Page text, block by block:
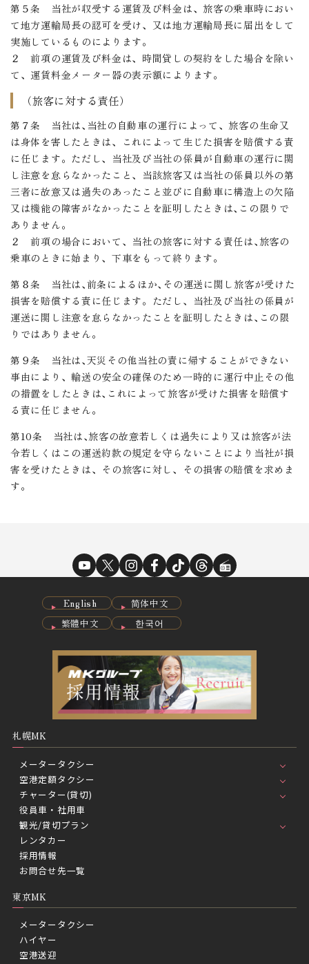
第５条 当社が収受する運賃及び料金は、旅客の乗車時におい
て地方運輸局長の認可を受け、又は地方運輸局長に届出をして
実施しているものによります。
２ 前項の運賃及び料金は、時間貸しの契約をした場合を除い
て、運賃料金メーター器の表示額によります。
（旅客に対する責任）
第７条 当社は､当社の自動車の運行によって、旅客の生命又
は身体を害したときは、これによって生じた損害を賠償する責
に任じます。ただし、当社及び当社の係員が自動車の運行に関
し注意を怠らなかったこと、当該旅客又は当社の係員以外の第
三者に故意又は過失のあったこと並びに自動車に構造上の欠陥
又は機能の障害がなかったことを証明したときは､この限りで
ありません。
２ 前項の場合において、当社の旅客に対する責任は､旅客の
乗車のときに始まり、下車をもって終ります。
第８条 当社は､前条によるほか､その運送に関し旅客が受けた
損害を賠償する責に任じます。ただし、当社及び当社の係員が
運送に関し注意を怠らなかったことを証明したときは､この限
りではありません。
第９条 当社は､天災その他当社の責に帰することができない
事由により、輸送の安全の確保のため一時的に運行中止その他
の措置をしたときは､これによって旅客が受けた損害を賠償す
る責に任じません。
第10条 当社は､旅客の故意若しくは過失により又は旅客が法
令若しくはこの運送約款の規定を守らないことにより当社が損
害を受けたときは、その旅客に対し、その損害の賠償を求めま
す。
English
简体中文
繁體中文
한국어
札幌MK
メータータクシー
空港定額タクシー
チャーター(貸切)
役員車・社用車
観光/貸切プラン
レンタカー
採用情報
お問合せ先一覧
東京MK
メータータクシー
ハイヤー
空港送迎